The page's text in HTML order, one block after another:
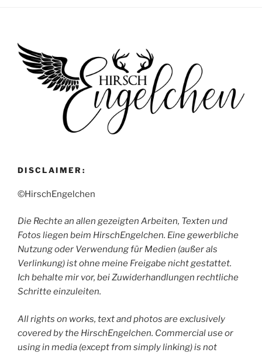
DISCLAIMER:
©HirschEngelchen
Die Rechte an allen gezeigten Arbeiten, Texten und
Fotos liegen beim HirschEngelchen. Eine gewerbliche
Nutzung oder Verwendung für Medien (außer als
Verlinkung) ist ohne meine Freigabe nicht gestattet.
Ich behalte mir vor, bei Zuwiderhandlungen rechtliche
Schritte einzuleiten.
All rights on works, text and photos are exclusively
covered by the HirschEngelchen. Commercial use or
using in media (except from simply linking) is not